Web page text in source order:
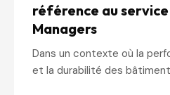
référence au
Managers
Dans un contexte où la
et la durabilité des